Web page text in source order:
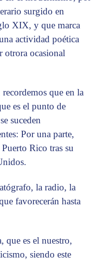
surgido en
XIX, y que marca
actividad poética
otrora ocasional
que en la
es el punto de
suceden
Por una parte,
Rico tras su
la radio, la
favorecerán hasta
que es el nuestro,
siendo este